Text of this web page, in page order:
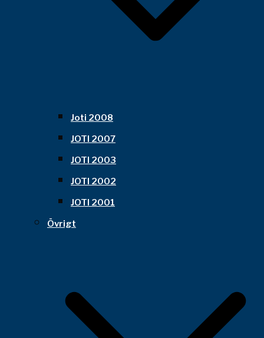
Joti 2008
JOTI 2007
JOTI 2003
JOTI 2002
JOTI 2001
Övrigt